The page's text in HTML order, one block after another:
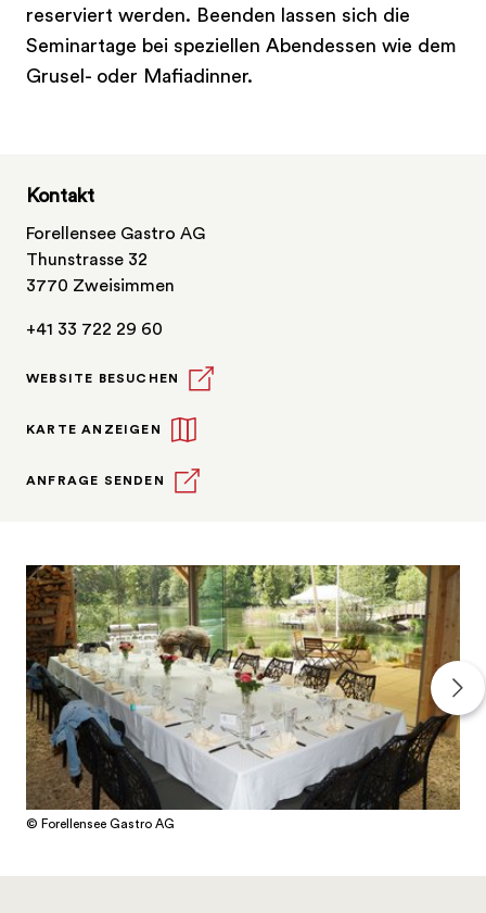
reserviert werden. Beenden lassen sich die
Seminartage bei speziellen Abendessen wie dem
Grusel- oder Mafiadinner.
Kontakt
Forellensee Gastro AG
Thunstrasse 32
3770 Zweisimmen
+41 33 722 29 60
WEBSITE BESUCHEN
KARTE ANZEIGEN
ANFRAGE SENDEN
© Forellensee Gastro AG